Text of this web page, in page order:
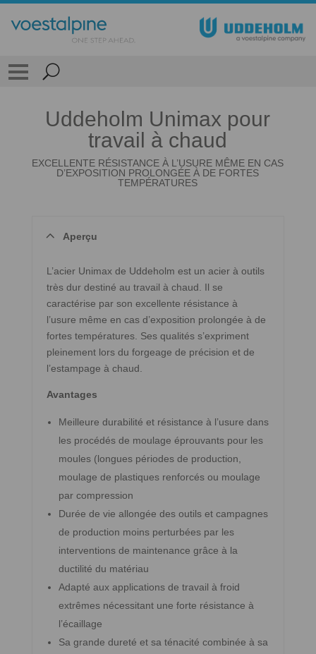
Uddeholm Unimax pour
travail à chaud
EXCELLENTE RÉSISTANCE À L’USURE MÊME EN CAS
D’EXPOSITION PROLONGÉE À DE FORTES
TEMPÉRATURES
Aperçu
L’acier Unimax de Uddeholm est un acier à outils
très dur destiné au travail à chaud. Il se
caractérise par son excellente résistance à
l’usure même en cas d’exposition prolongée à de
fortes températures. Ses qualités s’expriment
pleinement lors du forgeage de précision et de
l’estampage à chaud.
Avantages
Meilleure durabilité et résistance à l’usure dans
les procédés de moulage éprouvants pour les
moules (longues périodes de production,
moulage de plastiques renforcés ou moulage
par compression
Durée de vie allongée des outils et campagnes
de production moins perturbées par les
interventions de maintenance grâce à la
ductilité du matériau
Adapté aux applications de travail à froid
extrêmes nécessitant une forte résistance à
l’écaillage
Sa grande dureté et sa ténacité combinée à sa